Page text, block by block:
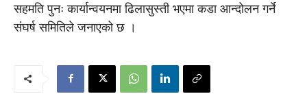
सहमति पुनः कार्यान्वयनमा ढिलासुस्ती भएमा कडा आन्दोलन गर्ने
संघर्ष समितिले जनाएको छ ।